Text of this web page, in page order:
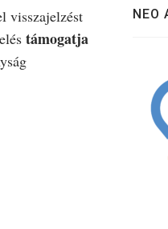
visszajelzést
támogatja
NEO